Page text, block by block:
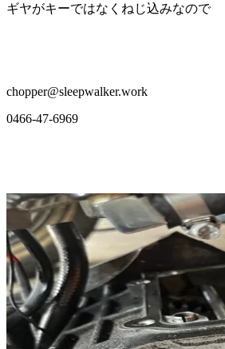
ギヤがキーではなくねじ込みなので
chopper@sleepwalker.work
0466-47-6969